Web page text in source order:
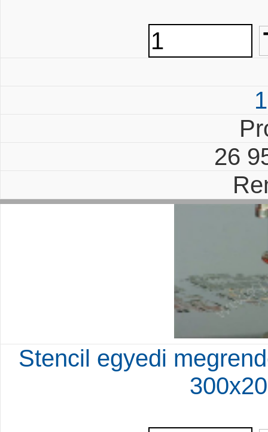
26
Stencil egyedi